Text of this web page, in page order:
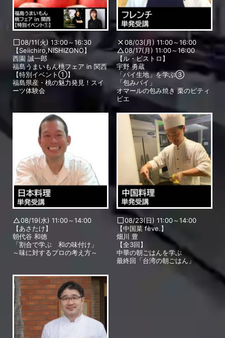
08/11(火) 13:00～16:30
【Seiichiro,NISHIZONO】
西園 誠一郎
福島うまいもん桃フェア in 関西
【特別イベント①】
福島県産・桃の魅力発見！スイ
ーツ体験会
08/03(月) 11:00～16:00
08/17(月) 11:00～16:00
【ル・ビストロ】
宇野 勇蔵
「パイ生地」を学ぶ③
「包みパイ」
オマールの包み焼き 栗のピティ
ビエ
08/19(水) 11:00～14:00
【あさたけ】
朝代谷 和徳
「割合で学ぶ 和の味付け」
～味に対するプロの考え方～
08/23(日) 11:00～14:00
【中国菜 fève.】
畑川 豊
【全3回】
中華の朝ごはんを学ぶ
最終回「台湾の朝ごはん」